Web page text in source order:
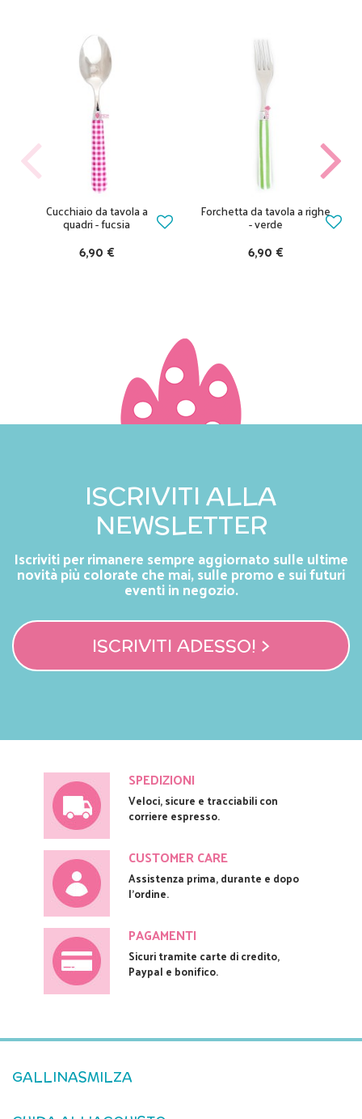
Cucchiaio da tavola a
quadri - fucsia
6,90 €
Forchetta da tavola a righe
- verde
6,90 €
ISCRIVITI ALLA
NEWSLETTER
Iscriviti per rimanere sempre aggiornato sulle ultime
novità più colorate che mai, sulle promo e sui futuri
eventi in negozio.
ISCRIVITI ADESSO! >
SPEDIZIONI
Veloci, sicure e tracciabili con
corriere espresso.
CUSTOMER CARE
Assistenza prima, durante e dopo
l'ordine.
PAGAMENTI
Sicuri tramite carte di credito,
Paypal e bonifico.
GALLINASMILZA